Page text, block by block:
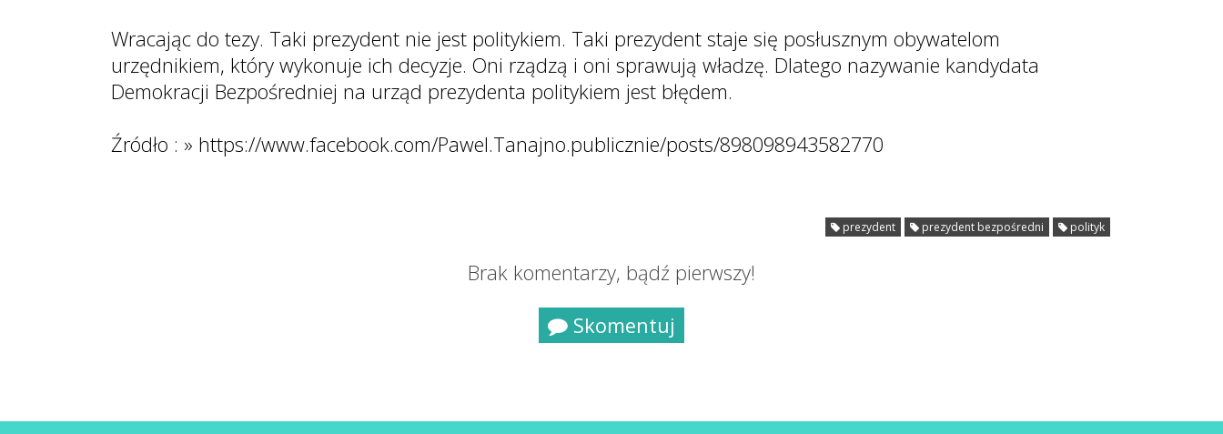
Wracając do tezy. Taki prezydent nie jest politykiem. Taki prezydent staje się posłusznym obywatelom
urzędnikiem, który wykonuje ich decyzje. Oni rządzą i oni sprawują władzę. Dlatego nazywanie kandydata
Demokracji Bezpośredniej na urząd prezydenta politykiem jest błędem.
Źródło : » https://www.facebook.com/Pawel.Tanajno.publicznie/posts/898098943582770
prezydent prezydent bezpośredni polityk
Brak komentarzy, bądź pierwszy!
Skomentuj